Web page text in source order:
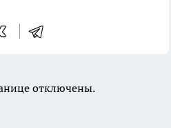
отключены.